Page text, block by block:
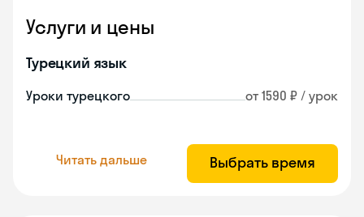
Услуги и цены
Турецкий язык
Уроки турецкого от 1590 ₽ / урок
Читать дальше Выбрать время